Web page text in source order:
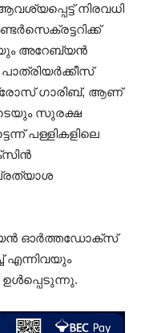
നിരവധി
അറേബ്യൻ
ഗാരിബ്, ആണ്
സുരക്ഷ
പള്ളികളിലെ
ഓർത്തഡോക്സ്
എന്നിവയും
ഉൾപ്പെടുന്നു.